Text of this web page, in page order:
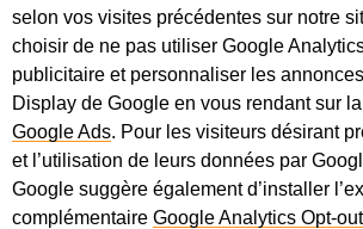
selon vos visites précédentes sur notre
choisir de ne pas utiliser Google
publicitaire et personnaliser les
Display de Google en vous rendant sur
Google Ads. Pour les visiteurs désirant
et l’utilisation de leurs données par
Google suggère également d’installer
complémentaire Google Analytics Opt-